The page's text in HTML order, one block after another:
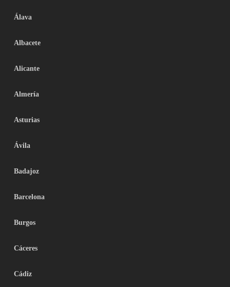
Álava
Albacete
Alicante
Almería
Asturias
Ávila
Badajoz
Barcelona
Burgos
Cáceres
Cádiz